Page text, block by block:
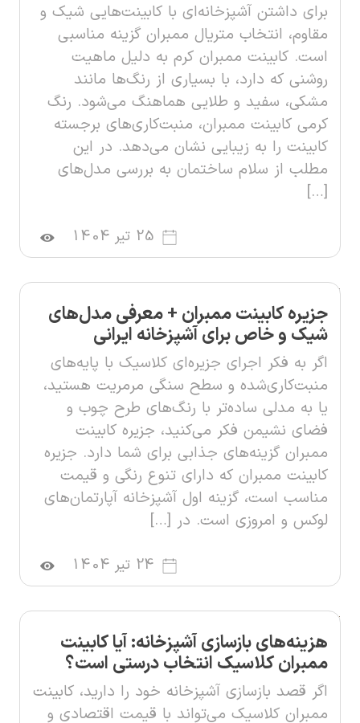
برای داشتن آشپزخانه‌ای با کابینت‌هایی شیک و
مقاوم، انتخاب متریال ممبران گزینه مناسبی
است. کابینت ممبران کرم به دلیل ماهیت
روشنی که دارد، با بسیاری از رنگ‌ها مانند
مشکی، سفید و طلایی هماهنگ می‌شود. رنگ
کرمی کابینت ممبران، منبت‌کاری‌های برجسته
کابینت را به زیبایی نشان می‌دهد. در این
مطلب از سلام ساختمان به بررسی مدل‌های
[…]
25 تیر 1404
جزیره کابینت ممبران + معرفی مدل‌های
شیک و خاص برای آشپزخانه ایرانی
اگر به فکر اجرای جزیره‌ای کلاسیک با پایه‌های
منبت‌کاری‌شده و سطح سنگی مرمریت هستید،
یا به مدلی ساده‌تر با رنگ‌های طرح چوب و
فضای نشیمن فکر می‌کنید، جزیره کابینت
ممبران گزینه‌های جذابی برای شما دارد. جزیره
کابینت ممبران که دارای تنوع رنگی و قیمت
مناسب است، گزینه اول آشپزخانه آپارتمان‌های
لوکس و امروزی است. در […]
24 تیر 1404
هزینه‌های بازسازی آشپزخانه: آیا کابینت
ممبران کلاسیک انتخاب درستی است؟
اگر قصد بازسازی آشپزخانه خود را دارید، کابینت
ممبران کلاسیک می‌تواند با قیمت اقتصادی و